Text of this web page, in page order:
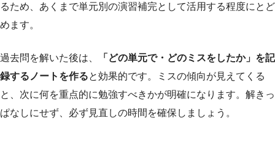
るため、あくまで単元別の演習補完として活用する程度にとど
めます。
過去問を解いた後は、
「どの単元で・どのミスをしたか」を記
録するノートを作ると効果的です。ミスの傾向が見えてくる
と、次に何を重点的に勉強すべきかが明確になります。解きっ
ぱなしにせず、必ず見直しの時間を確保しましょう。